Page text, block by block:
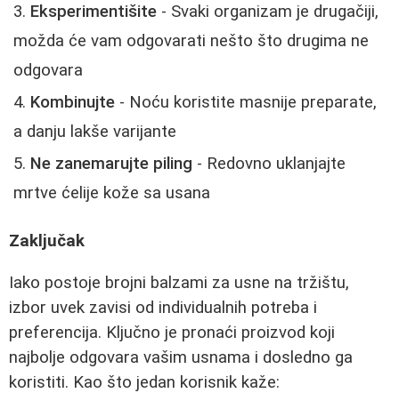
Eksperimentišite - Svaki organizam je drugačiji,
možda će vam odgovarati nešto što drugima ne
odgovara
Kombinujte - Noću koristite masnije preparate,
a danju lakše varijante
Ne zanemarujte piling - Redovno uklanjajte
mrtve ćelije kože sa usana
Zaključak
Iako postoje brojni balzami za usne na tržištu,
izbor uvek zavisi od individualnih potreba i
preferencija. Ključno je pronaći proizvod koji
najbolje odgovara vašim usnama i dosledno ga
koristiti. Kao što jedan korisnik kaže: